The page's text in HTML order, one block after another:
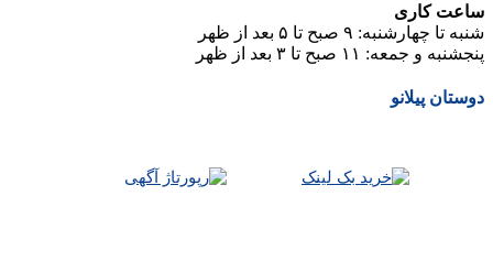
ساعت کاری
شنبه تا چهارشنبه: ۹ صبح تا ۵ بعد از ظهر
پنجشنبه و جمعه: ۱۱ صبح تا ۳ بعد از ظهر
دوستان پیلانو